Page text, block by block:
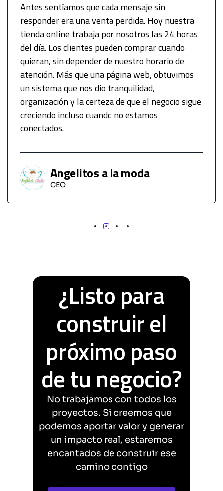
Antes sentíamos que cada mensaje sin
responder era una venta perdida. Hoy nuestra
tienda online trabaja por nosotros las 24 horas
del día. Los clientes pueden comprar cuando
quieran, sin depender de nuestro horario de
atención. Más que una página web, obtuvimos
un sistema que nos dio tranquilidad,
organización y la certeza de que el negocio sigue
creciendo incluso cuando no estamos
conectados.
Angelitos a la moda
CEO
¿Listo para
construir el
próximo paso
de tu negocio?
No trabajamos con todos los
proyectos. Si creemos que
podemos aportar valor y generar
un impacto real, estaremos
encantados de construir ese
camino contigo